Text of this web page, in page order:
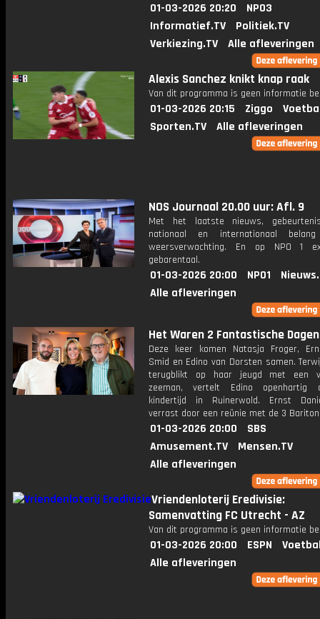
01-03-2026 20:20
NPO3
Informatief.TV
Politiek.TV
Verkiezing.TV
Alle afleveringen
Alexis Sanchez knikt knap raak
Van dit programma is geen informatie
01-03-2026 20:15 Ziggo
Sporten.TV
Alle afleveringen
NOS Journaal 20.00 uur: Afl. 9
Met het laatste nieuws,
nationaal en internationaal
weersverwachting. En op NPO 1
gebarentaal.
01-03-2026 20:00 NPO1
Alle afleveringen
Het Waren 2 Fantastische Dagen
Deze keer komen Natasja Froger,
Smid en Edino van Dorsten samen.
terugblikt op haar jeugd met een
zeeman, vertelt Edino openhartig
kindertijd in Ruinerwold. Ernst
verrast door een reünie met de 3
01-03-2026 20:00
SBS
Amusement.TV
Mensen.TV
Alle afleveringen
Vriendenloterij Eredivisie:
Samenvatting FC Utrecht - AZ
Van dit programma is geen informatie
01-03-2026 20:00 ESPN
Alle afleveringen